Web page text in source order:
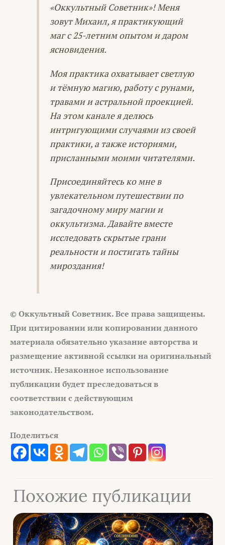
«Оккультный Советник»! Меня
зовут Михаил, я практикующий
маг с 25-летним опытом и даром
ясновидения.
Моя практика охватывает светлую
и тёмную магию, работу с рунами,
травами и астральной проекцией.
На этом канале я делюсь
интригующими случаями из своей
практики, а также историями,
присланными моими читателями.
Присоединяйтесь ко мне в
увлекательном путешествии по
загадочному миру магии и
оккультизма. Давайте вместе
исследовать скрытые грани
реальности и постигать тайны
мироздания!
© Оккультный Советник. Все права защищены.
При цитировании или копировании данного
материала обязательно указание авторства и
размещение активной ссылки на оригинальный
источник. Незаконное использование
публикации будет преследоваться в
соответствии с действующим
законодательством.
Поделиться
Похожие публикации